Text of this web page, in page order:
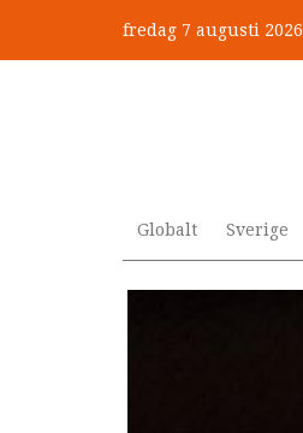
huvudinnehåll
fredag 7 augusti 2026
Globalt Sverige